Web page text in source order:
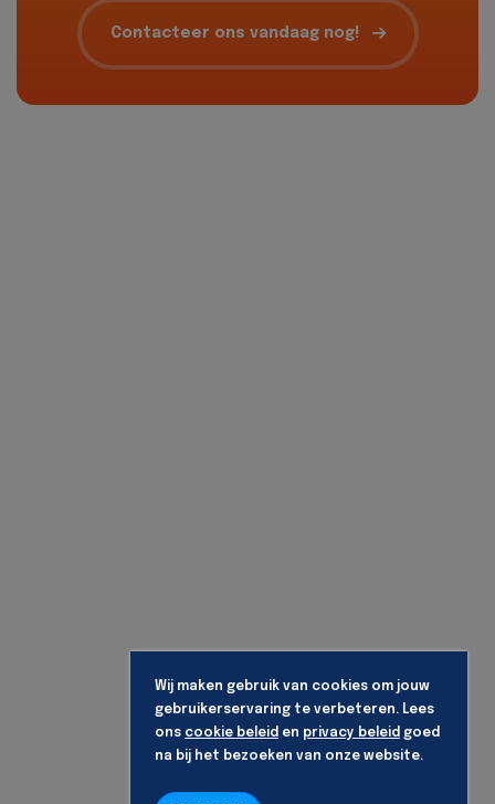
Contacteer ons vandaag nog!
Wij maken gebruik van cookies om jouw
gebruikerservaring te verbeteren. Lees
ons cookie beleid en privacy beleid goed
na bij het bezoeken van onze website.